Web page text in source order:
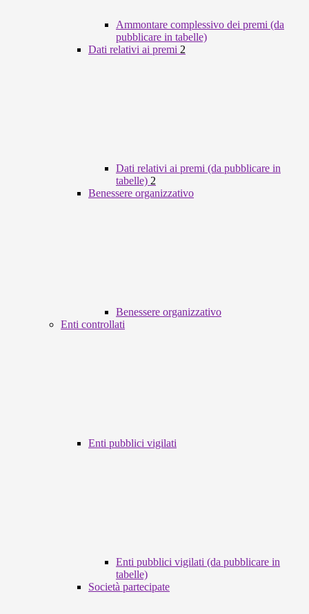
Ammontare complessivo dei premi (da
pubblicare in tabelle)
Dati relativi ai premi 2
Dati relativi ai premi (da pubblicare in
tabelle) 2
Benessere organizzativo
Benessere organizzativo
Enti controllati
Enti pubblici vigilati
Enti pubblici vigilati (da pubblicare in
tabelle)
Società partecipate